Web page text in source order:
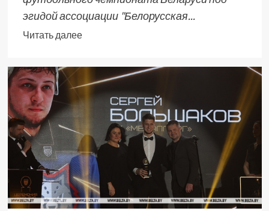
эгидой ассоциации "Белорусская...
Читать далее